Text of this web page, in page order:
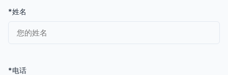
*姓名
*电话